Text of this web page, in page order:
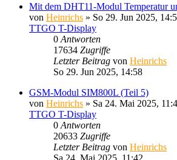
Mit dem DHT11-Modul Temperatur
von Heinrichs » So 29. Jun 2025,
TTGO T-Display
0 Antworten
17634 Zugriffe
Letzter Beitrag von Heinrichs
So 29. Jun 2025, 14:58
GSM-Modul SIM800L (Teil 5)
von Heinrichs » Sa 24. Mai 2025,
TTGO T-Display
0 Antworten
20633 Zugriffe
Letzter Beitrag von Heinrichs
Sa 24. Mai 2025, 11:42